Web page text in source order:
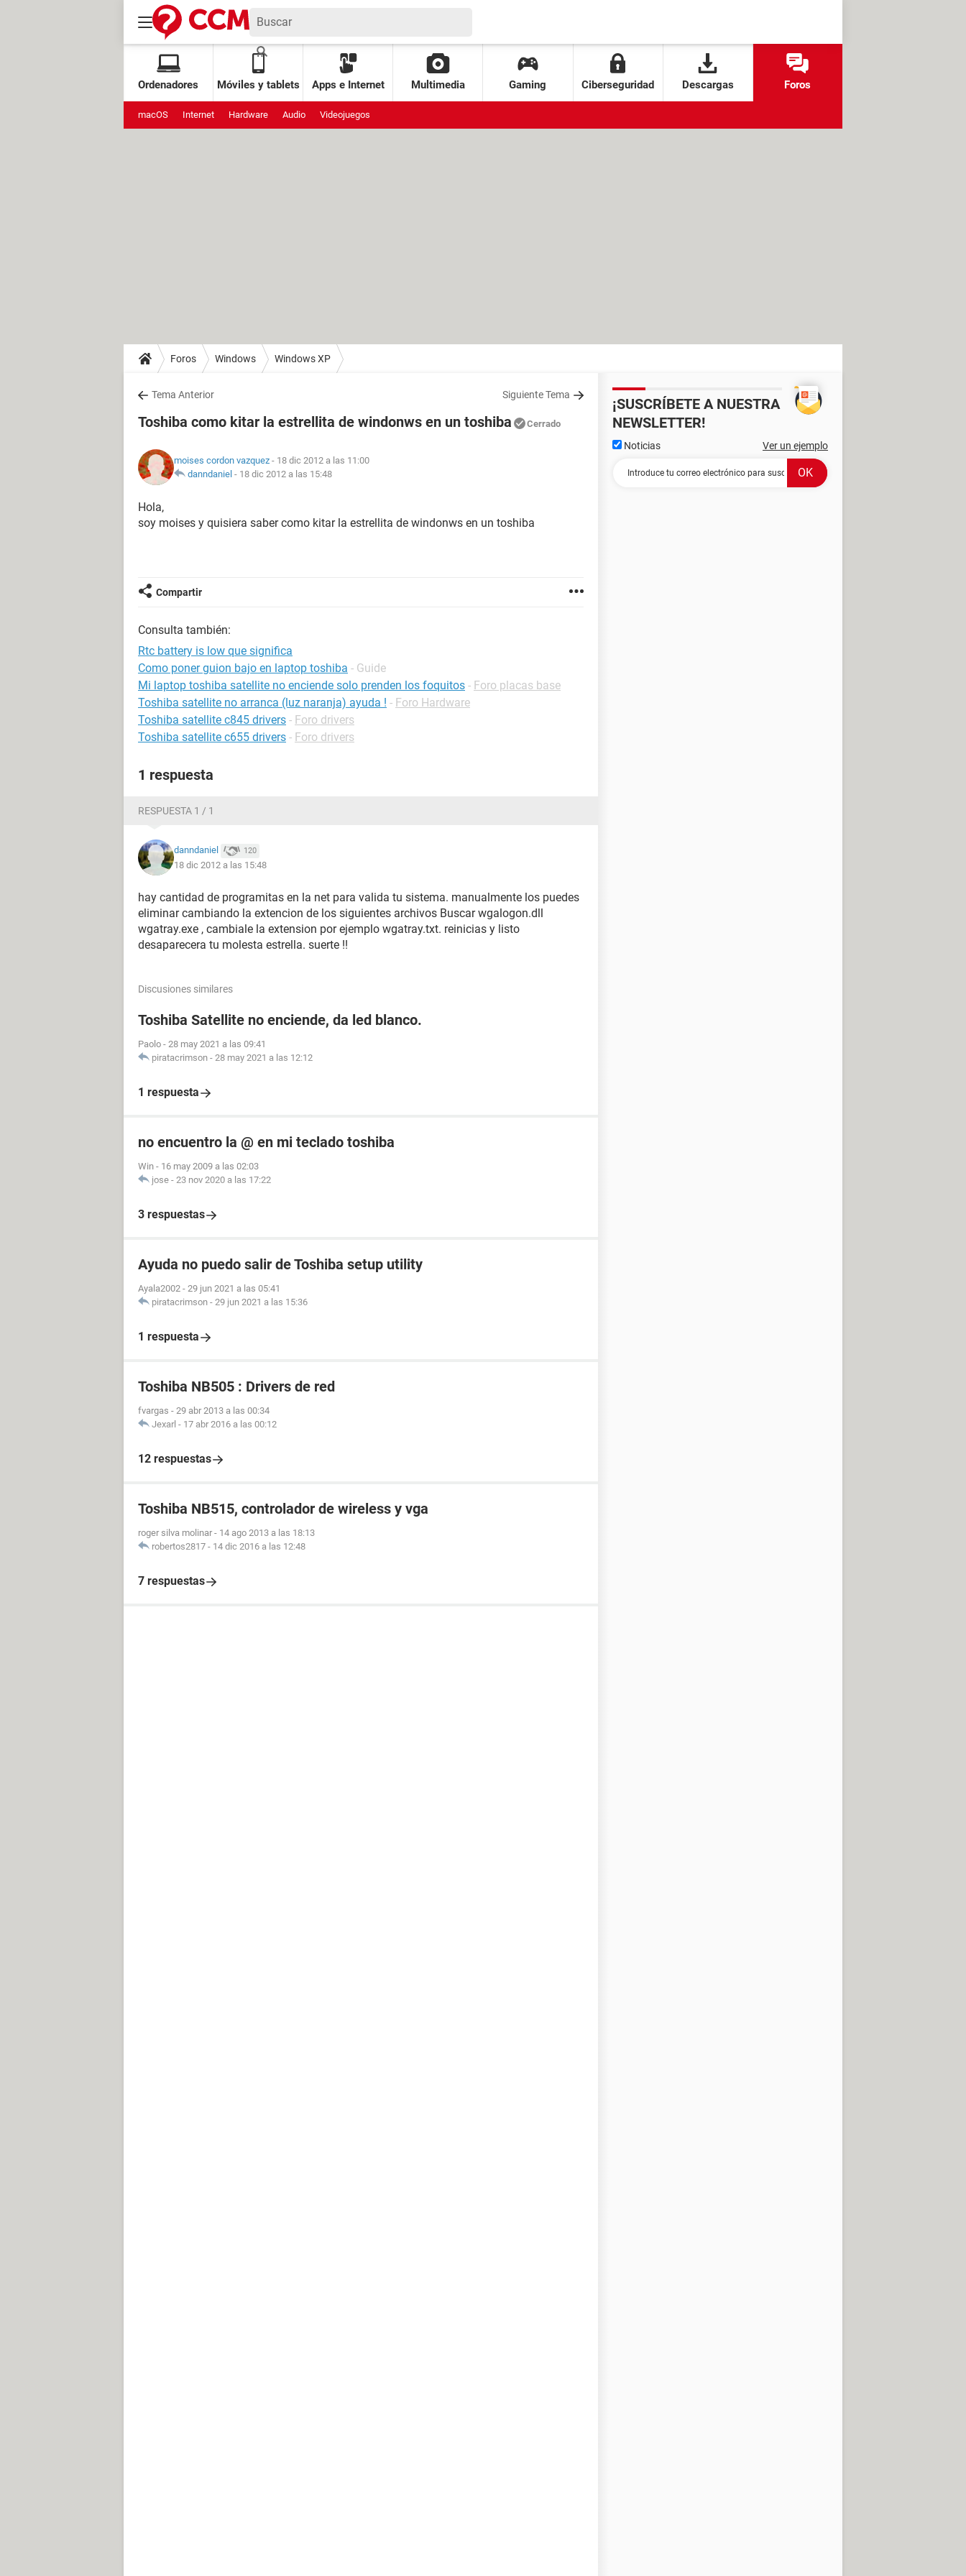
Ordenadores Móviles y tablets Apps e Internet Multimedia Gaming Ciberseguridad Descargas Foros
macOS Internet Hardware Audio Videojuegos
Foros Windows Windows XP
Tema Anterior Siguiente Tema
Toshiba como kitar la estrellita de windonws en un toshiba Cerrado
moises cordon vazquez - 18 dic 2012 a las 11:00
danndaniel - 18 dic 2012 a las 15:48
Hola,
soy moises y quisiera saber como kitar la estrellita de windonws en un toshiba
Compartir
Consulta también:
Rtc battery is low que significa
Como poner guion bajo en laptop toshiba - Guide
Mi laptop toshiba satellite no enciende solo prenden los foquitos - Foro placas base
Toshiba satellite no arranca (luz naranja) ayuda ! - Foro Hardware
Toshiba satellite c845 drivers - Foro drivers
Toshiba satellite c655 drivers - Foro drivers
1 respuesta
RESPUESTA 1 / 1
danndaniel 120
18 dic 2012 a las 15:48
hay cantidad de programitas en la net para valida tu sistema. manualmente los puedes
eliminar cambiando la extencion de los siguientes archivos Buscar wgalogon.dll
wgatray.exe , cambiale la extension por ejemplo wgatray.txt. reinicias y listo
desaparecera tu molesta estrella. suerte !!
Discusiones similares
Toshiba Satellite no enciende, da led blanco.
Paolo - 28 may 2021 a las 09:41
piratacrimson - 28 may 2021 a las 12:12
1 respuesta
no encuentro la @ en mi teclado toshiba
Win - 16 may 2009 a las 02:03
jose - 23 nov 2020 a las 17:22
3 respuestas
Ayuda no puedo salir de Toshiba setup utility
Ayala2002 - 29 jun 2021 a las 05:41
piratacrimson - 29 jun 2021 a las 15:36
1 respuesta
Toshiba NB505 : Drivers de red
fvargas - 29 abr 2013 a las 00:34
Jexarl - 17 abr 2016 a las 00:12
12 respuestas
Toshiba NB515, controlador de wireless y vga
roger silva molinar - 14 ago 2013 a las 18:13
robertos2817 - 14 dic 2016 a las 12:48
7 respuestas
¡SUSCRÍBETE A NUESTRA
NEWSLETTER!
Noticias Ver un ejemplo